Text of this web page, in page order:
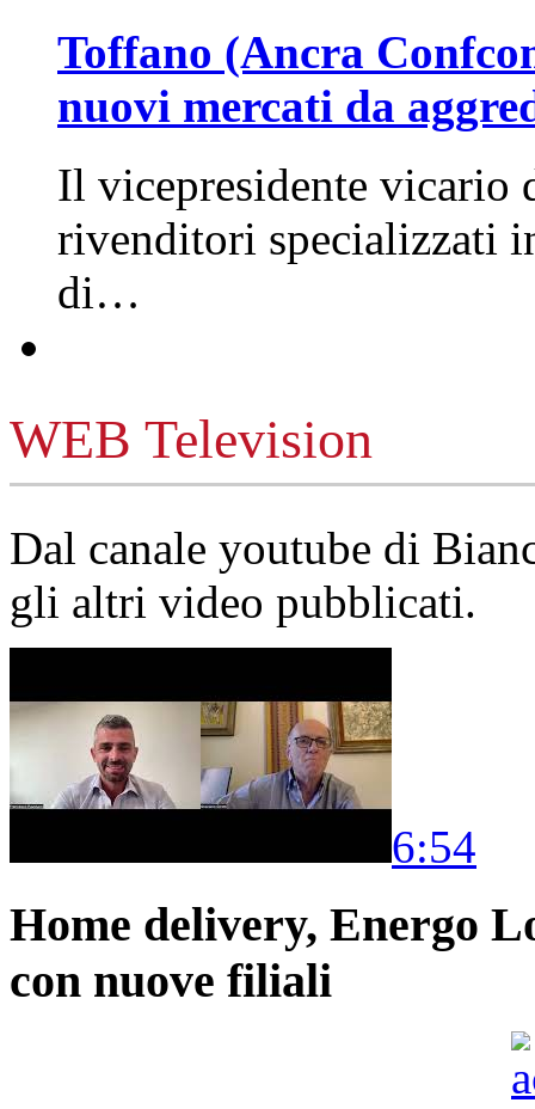
Toffano (Ancra
nuovi mercati da
Il vicepresidente vicario
rivenditori specializzati
di…
WEB Television
Dal canale youtube di
gli altri video pubblicati.
6:54
Home delivery, Energo
con nuove filiali